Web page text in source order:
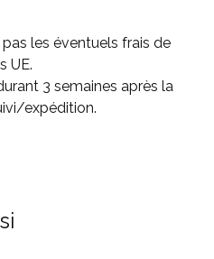
les éventuels frais de
UE.
3 semaines après la
expédition.